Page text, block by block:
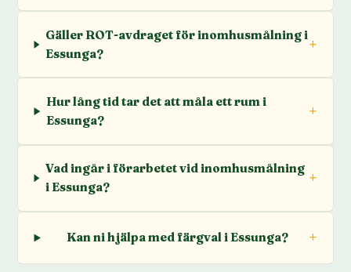
Gäller ROT-avdraget för inomhusmålning i
Essunga?
Hur lång tid tar det att måla ett rum i
Essunga?
Vad ingår i förarbetet vid inomhusmålning
i Essunga?
Kan ni hjälpa med färgval i Essunga?